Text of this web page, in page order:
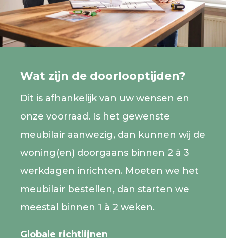
Wat zijn de doorlooptijden?
Dit is afhankelijk van uw wensen en
onze voorraad. Is het gewenste
meubilair aanwezig, dan kunnen wij de
woning(en) doorgaans binnen 2 à 3
werkdagen inrichten. Moeten we het
meubilair bestellen, dan starten we
meestal binnen 1 à 2 weken.
Globale richtlijnen